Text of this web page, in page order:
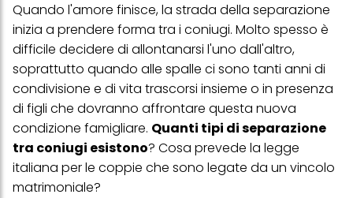
Quando l'amore finisce, la strada della separazione
inizia a prendere forma tra i coniugi. Molto spesso è
difficile decidere di allontanarsi l'uno dall'altro,
soprattutto quando alle spalle ci sono tanti anni di
condivisione e di vita trascorsi insieme o in presenza
di figli che dovranno affrontare questa nuova
condizione famigliare. Quanti tipi di separazione
tra coniugi esistono? Cosa prevede la legge
italiana per le coppie che sono legate da un vincolo
matrimoniale?